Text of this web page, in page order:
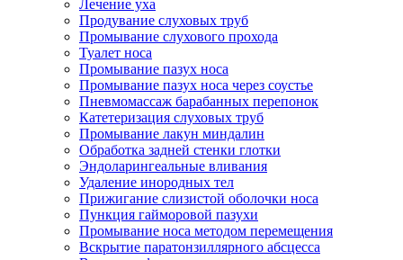
Лечение уха
Продувание слуховых труб
Промывание слухового прохода
Туалет носа
Промывание пазух носа
Промывание пазух носа через соустье
Пневмомассаж барабанных перепонок
Катетеризация слуховых труб
Промывание лакун миндалин
Обработка задней стенки глотки
Эндоларингеальные вливания
Удаление инородных тел
Прижигание слизистой оболочки носа
Пункция гайморовой пазухи
Промывание носа методом перемещения
Вскрытие паратонзиллярного абсцесса